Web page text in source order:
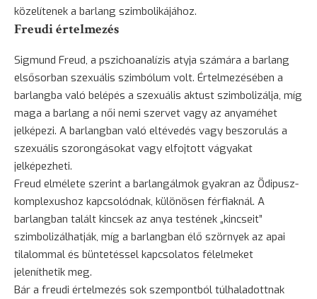
közelítenek a barlang szimbolikájához.
Freudi értelmezés
Sigmund Freud, a pszichoanalízis atyja számára a barlang
elsősorban szexuális szimbólum volt. Értelmezésében a
barlangba való belépés a szexuális aktust szimbolizálja, míg
maga a barlang a női nemi szervet vagy az anyaméhet
jelképezi. A barlangban való eltévedés vagy beszorulás a
szexuális szorongásokat vagy elfojtott vágyakat
jelképezheti.
Freud elmélete szerint a barlangálmok gyakran az Ödipusz-
komplexushoz kapcsolódnak, különösen férfiaknál. A
barlangban talált kincsek az anya testének „kincseit”
szimbolizálhatják, míg a barlangban élő szörnyek az apai
tilalommal és büntetéssel kapcsolatos félelmeket
jeleníthetik meg.
Bár a freudi értelmezés sok szempontból túlhaladottnak